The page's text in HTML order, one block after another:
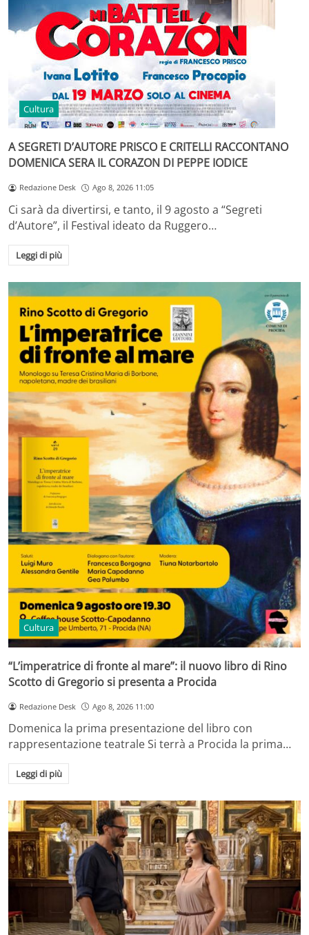
Cultura
A SEGRETI D’AUTORE PRISCO E CRITELLI RACCONTANO
DOMENICA SERA IL CORAZON DI PEPPE IODICE
Redazione Desk Ago 8, 2026 11:05
Ci sarà da divertirsi, e tanto, il 9 agosto a “Segreti
d’Autore”, il Festival ideato da Ruggero…
Leggi di più
Cultura
“L’imperatrice di fronte al mare”: il nuovo libro di Rino
Scotto di Gregorio si presenta a Procida
Redazione Desk Ago 8, 2026 11:00
Domenica la prima presentazione del libro con
rappresentazione teatrale Si terrà a Procida la prima…
Leggi di più